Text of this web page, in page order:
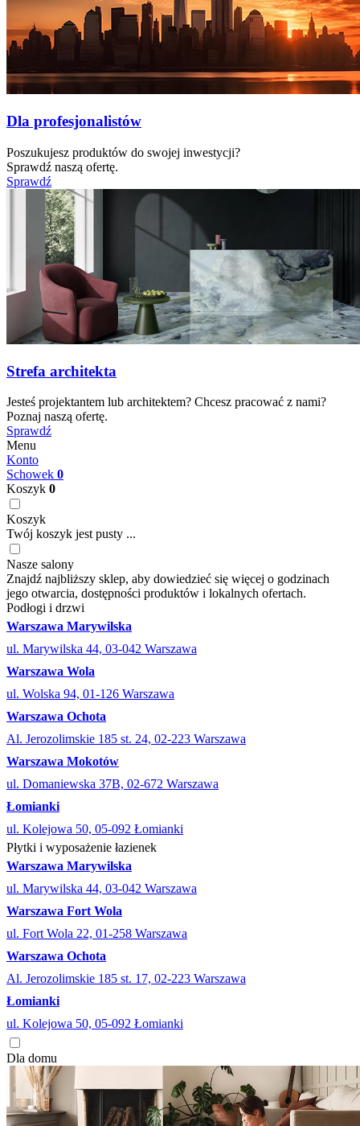
Dla profesjonalistów
Poszukujesz produktów do swojej inwestycji?
Sprawdź naszą ofertę.
Sprawdź
Strefa architekta
Jesteś projektantem lub architektem? Chcesz pracować z nami?
Poznaj naszą ofertę.
Sprawdź
Menu
Konto
Schowek 0
Koszyk 0
Koszyk
Twój koszyk jest pusty ...
Nasze salony
Znajdź najbliższy sklep, aby dowiedzieć się więcej o godzinach
jego otwarcia, dostępności produktów i lokalnych ofertach.
Podłogi i drzwi
Warszawa Marywilska
ul. Marywilska 44, 03-042 Warszawa
Warszawa Wola
ul. Wolska 94, 01-126 Warszawa
Warszawa Ochota
Al. Jerozolimskie 185 st. 24, 02-223 Warszawa
Warszawa Mokotów
ul. Domaniewska 37B, 02-672 Warszawa
Łomianki
ul. Kolejowa 50, 05-092 Łomianki
Płytki i wyposażenie łazienek
Warszawa Marywilska
ul. Marywilska 44, 03-042 Warszawa
Warszawa Fort Wola
ul. Fort Wola 22, 01-258 Warszawa
Warszawa Ochota
Al. Jerozolimskie 185 st. 17, 02-223 Warszawa
Łomianki
ul. Kolejowa 50, 05-092 Łomianki
Dla domu